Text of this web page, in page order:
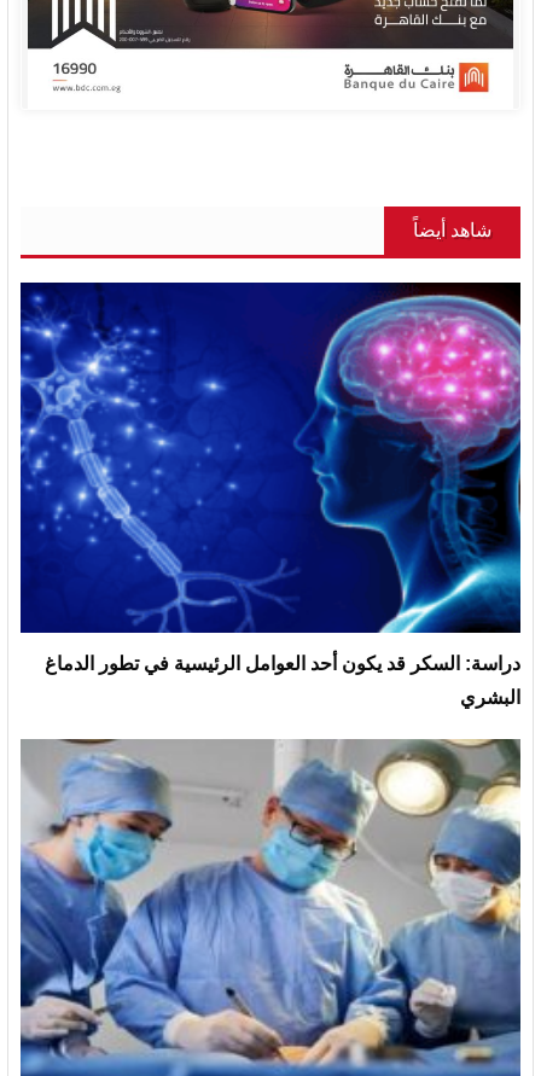
شاهد أيضاً
دراسة: السكر قد يكون أحد العوامل الرئيسية في تطور الدماغ
البشري